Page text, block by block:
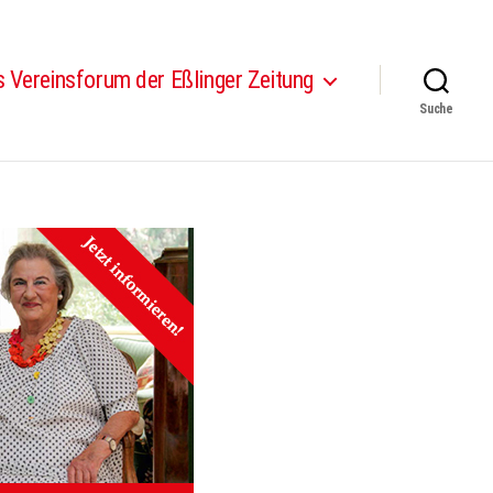
Vereinsforum der Eßlinger Zeitung
Suche